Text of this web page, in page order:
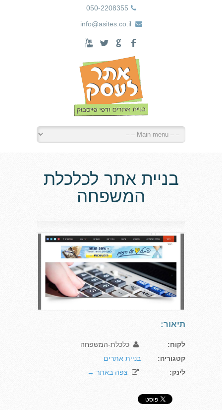
050-2208355
info@asites.co.il
F
G
L
X
בניית אתר לכלכלת
המשפחה
תיאור:
לקוח:
כלכלת-המשפחה
קטגוריה:
בניית אתרים
לינק:
צפה באתר →